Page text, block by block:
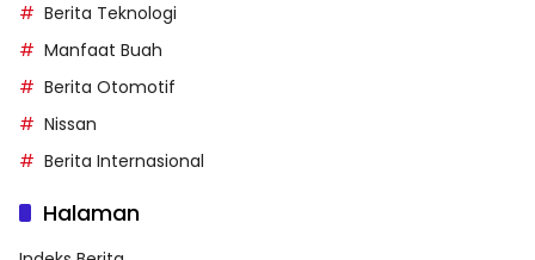
Berita Teknologi
Manfaat Buah
Berita Otomotif
Nissan
Berita Internasional
Halaman